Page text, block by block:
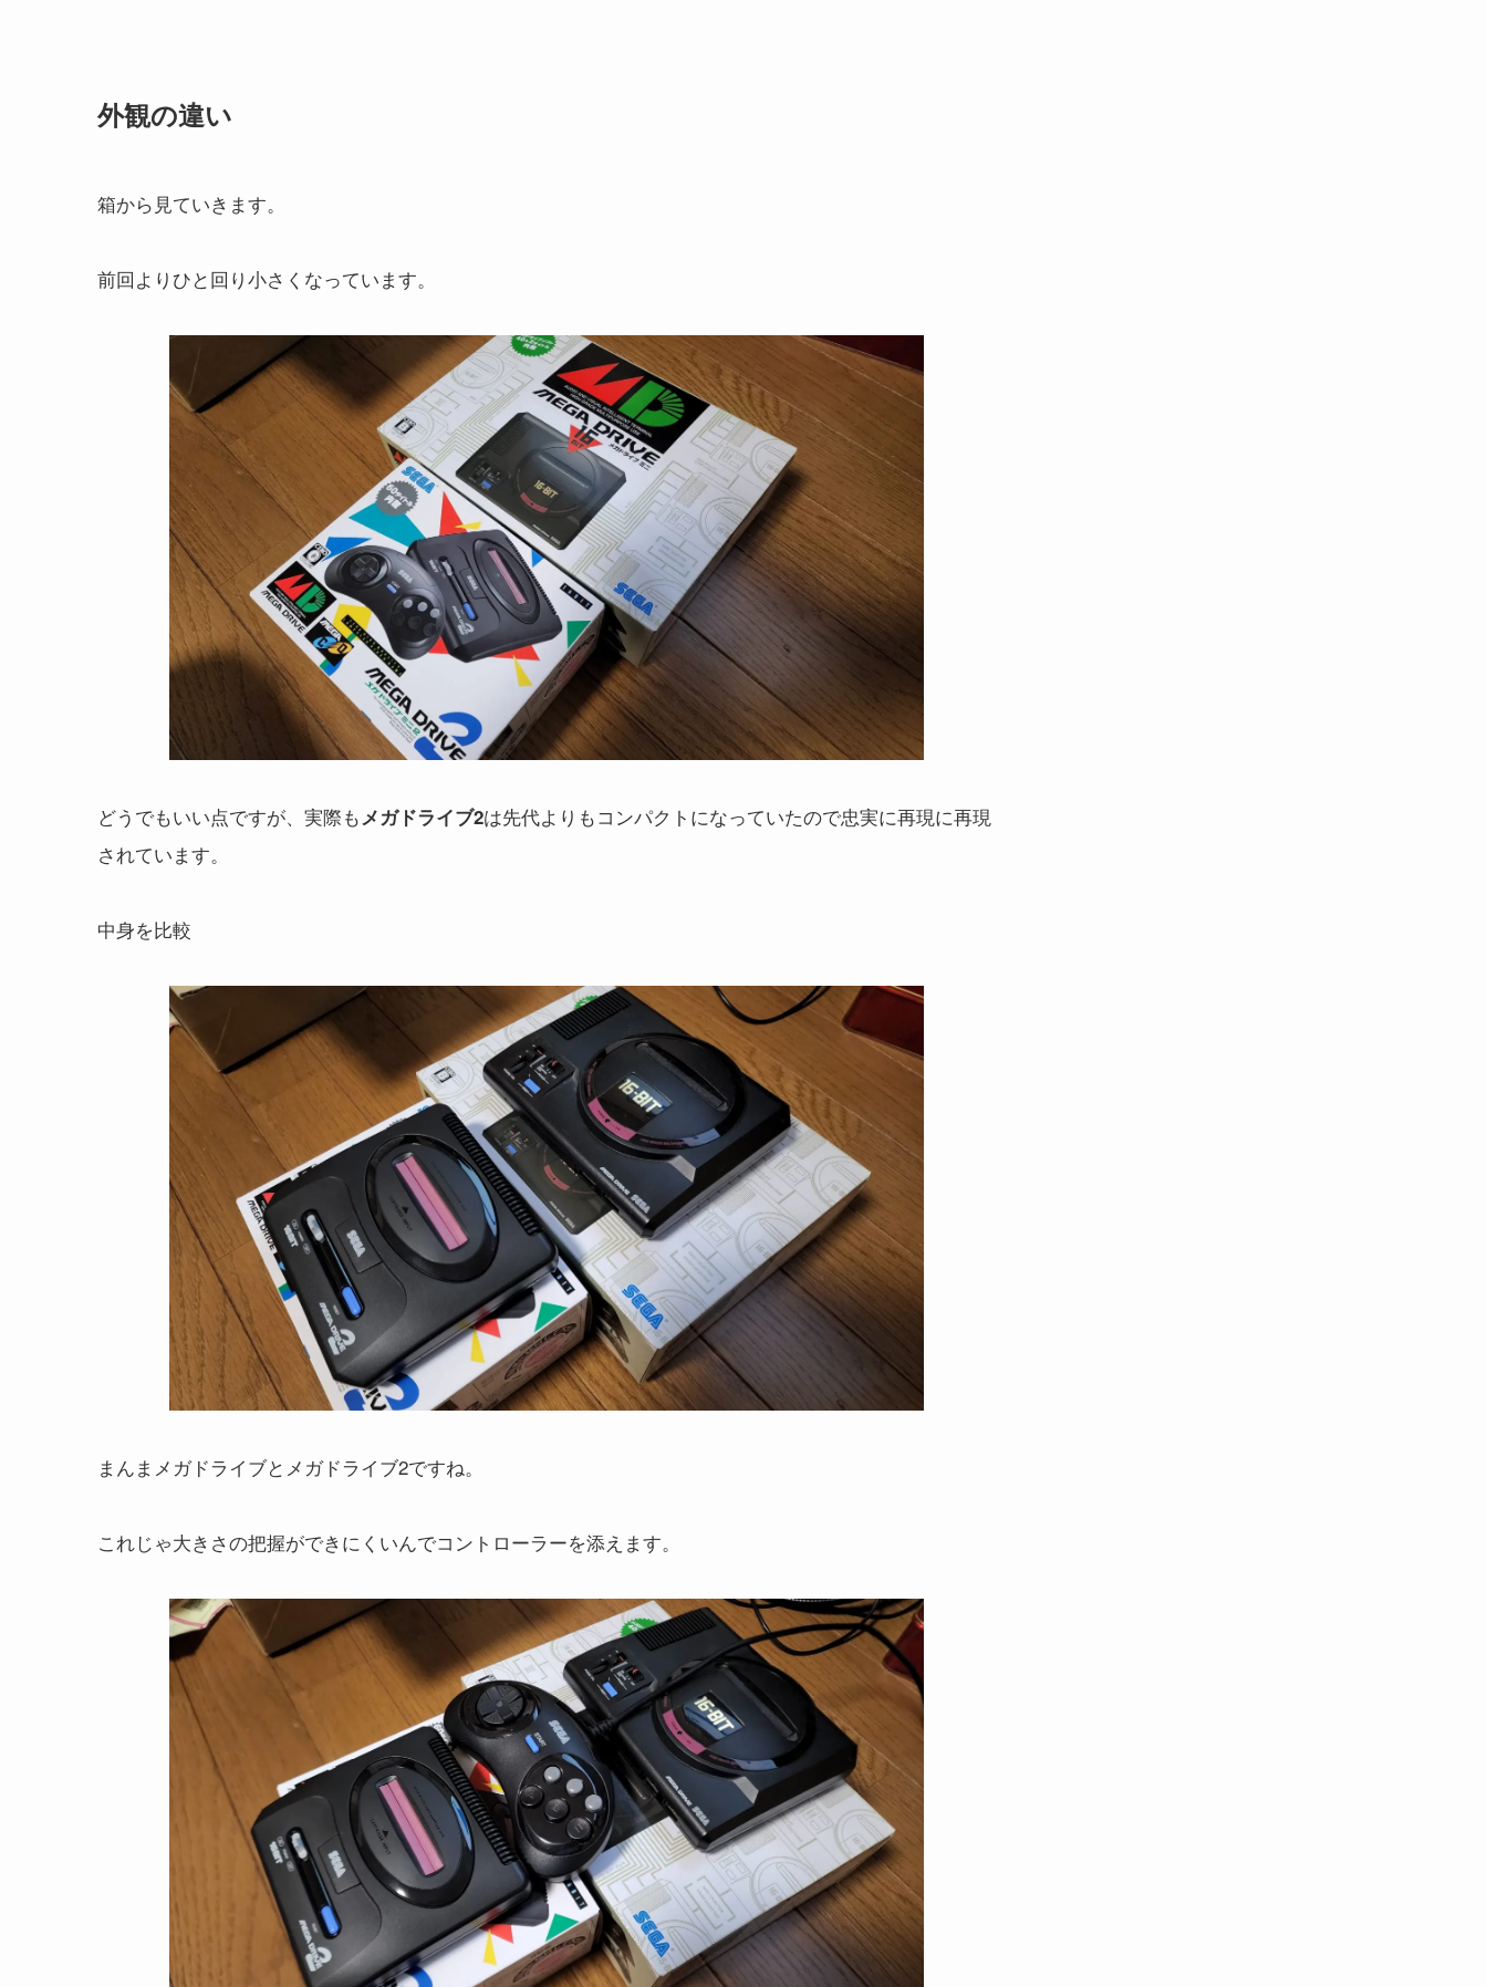
外観の違い
箱から見ていきます。
前回よりひと回り小さくなっています。
どうでもいい点ですが、実際もメガドライブ2は先代よりもコンパクトになっていたので忠実に再現に再現
されています。
中身を比較
まんまメガドライブとメガドライブ2ですね。
これじゃ大きさの把握ができにくいんでコントローラーを添えます。